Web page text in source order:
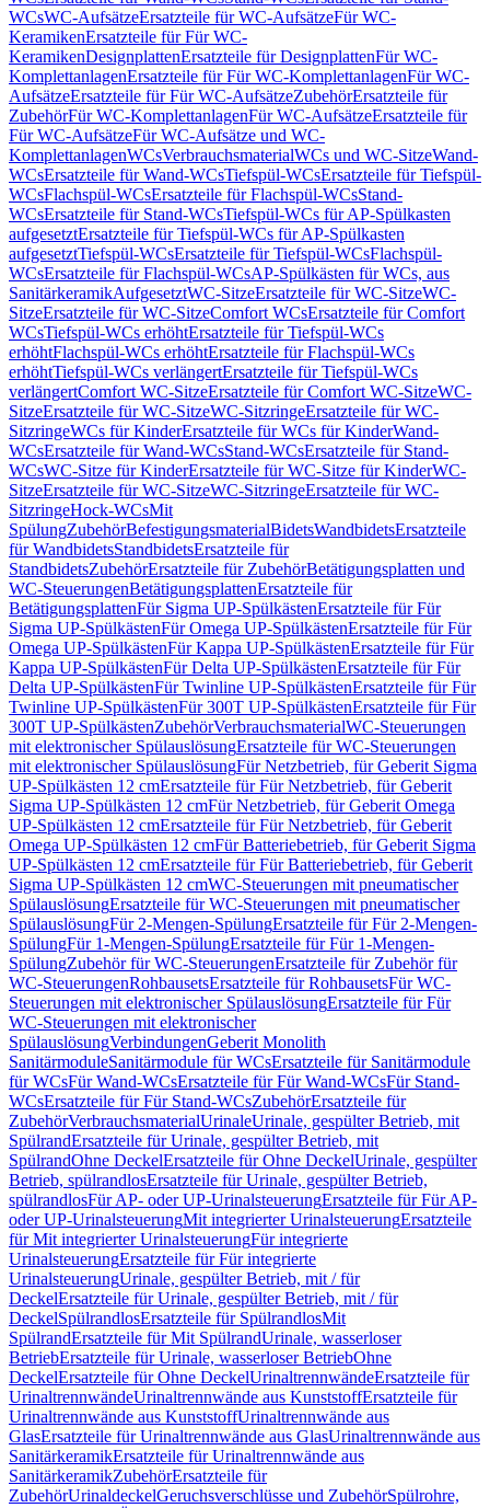
WCsWC-AufsätzeErsatzteile für WC-AufsätzeFür WC-
KeramikenErsatzteile für Für WC-
KeramikenDesignplattenErsatzteile für DesignplattenFür WC-
KomplettanlagenErsatzteile für Für WC-KomplettanlagenFür WC-
AufsätzeErsatzteile für Für WC-AufsätzeZubehörErsatzteile für
ZubehörFür WC-KomplettanlagenFür WC-AufsätzeErsatzteile für
Für WC-AufsätzeFür WC-Aufsätze und WC-
KomplettanlagenWCsVerbrauchsmaterialWCs und WC-SitzeWand-
WCsErsatzteile für Wand-WCsTiefspül-WCsErsatzteile für Tiefspül-
WCsFlachspül-WCsErsatzteile für Flachspül-WCsStand-
WCsErsatzteile für Stand-WCsTiefspül-WCs für AP-Spülkasten
aufgesetztErsatzteile für Tiefspül-WCs für AP-Spülkasten
aufgesetztTiefspül-WCsErsatzteile für Tiefspül-WCsFlachspül-
WCsErsatzteile für Flachspül-WCsAP-Spülkästen für WCs, aus
SanitärkeramikAufgesetztWC-SitzeErsatzteile für WC-SitzeWC-
SitzeErsatzteile für WC-SitzeComfort WCsErsatzteile für Comfort
WCsTiefspül-WCs erhöhtErsatzteile für Tiefspül-WCs
erhöhtFlachspül-WCs erhöhtErsatzteile für Flachspül-WCs
erhöhtTiefspül-WCs verlängertErsatzteile für Tiefspül-WCs
verlängertComfort WC-SitzeErsatzteile für Comfort WC-SitzeWC-
SitzeErsatzteile für WC-SitzeWC-SitzringeErsatzteile für WC-
SitzringeWCs für KinderErsatzteile für WCs für KinderWand-
WCsErsatzteile für Wand-WCsStand-WCsErsatzteile für Stand-
WCsWC-Sitze für KinderErsatzteile für WC-Sitze für KinderWC-
SitzeErsatzteile für WC-SitzeWC-SitzringeErsatzteile für WC-
SitzringeHock-WCsMit
SpülungZubehörBefestigungsmaterialBidetsWandbidetsErsatzteile
für WandbidetsStandbidetsErsatzteile für
StandbidetsZubehörErsatzteile für ZubehörBetätigungsplatten und
WC-SteuerungenBetätigungsplattenErsatzteile für
BetätigungsplattenFür Sigma UP-SpülkästenErsatzteile für Für
Sigma UP-SpülkästenFür Omega UP-SpülkästenErsatzteile für Für
Omega UP-SpülkästenFür Kappa UP-SpülkästenErsatzteile für Für
Kappa UP-SpülkästenFür Delta UP-SpülkästenErsatzteile für Für
Delta UP-SpülkästenFür Twinline UP-SpülkästenErsatzteile für Für
Twinline UP-SpülkästenFür 300T UP-SpülkästenErsatzteile für Für
300T UP-SpülkästenZubehörVerbrauchsmaterialWC-Steuerungen
mit elektronischer SpülauslösungErsatzteile für WC-Steuerungen
mit elektronischer SpülauslösungFür Netzbetrieb, für Geberit Sigma
UP-Spülkästen 12 cmErsatzteile für Für Netzbetrieb, für Geberit
Sigma UP-Spülkästen 12 cmFür Netzbetrieb, für Geberit Omega
UP-Spülkästen 12 cmErsatzteile für Für Netzbetrieb, für Geberit
Omega UP-Spülkästen 12 cmFür Batteriebetrieb, für Geberit Sigma
UP-Spülkästen 12 cmErsatzteile für Für Batteriebetrieb, für Geberit
Sigma UP-Spülkästen 12 cmWC-Steuerungen mit pneumatischer
SpülauslösungErsatzteile für WC-Steuerungen mit pneumatischer
SpülauslösungFür 2-Mengen-SpülungErsatzteile für Für 2-Mengen-
SpülungFür 1-Mengen-SpülungErsatzteile für Für 1-Mengen-
SpülungZubehör für WC-SteuerungenErsatzteile für Zubehör für
WC-SteuerungenRohbausetsErsatzteile für RohbausetsFür WC-
Steuerungen mit elektronischer SpülauslösungErsatzteile für Für
WC-Steuerungen mit elektronischer
SpülauslösungVerbindungenGeberit Monolith
SanitärmoduleSanitärmodule für WCsErsatzteile für Sanitärmodule
für WCsFür Wand-WCsErsatzteile für Für Wand-WCsFür Stand-
WCsErsatzteile für Für Stand-WCsZubehörErsatzteile für
ZubehörVerbrauchsmaterialUrinaleUrinale, gespülter Betrieb, mit
SpülrandErsatzteile für Urinale, gespülter Betrieb, mit
SpülrandOhne DeckelErsatzteile für Ohne DeckelUrinale, gespülter
Betrieb, spülrandlosErsatzteile für Urinale, gespülter Betrieb,
spülrandlosFür AP- oder UP-UrinalsteuerungErsatzteile für Für AP-
oder UP-UrinalsteuerungMit integrierter UrinalsteuerungErsatzteile
für Mit integrierter UrinalsteuerungFür integrierte
UrinalsteuerungErsatzteile für Für integrierte
UrinalsteuerungUrinale, gespülter Betrieb, mit / für
DeckelErsatzteile für Urinale, gespülter Betrieb, mit / für
DeckelSpülrandlosErsatzteile für SpülrandlosMit
SpülrandErsatzteile für Mit SpülrandUrinale, wasserloser
BetriebErsatzteile für Urinale, wasserloser BetriebOhne
DeckelErsatzteile für Ohne DeckelUrinaltrennwändeErsatzteile für
UrinaltrennwändeUrinaltrennwände aus KunststoffErsatzteile für
Urinaltrennwände aus KunststoffUrinaltrennwände aus
GlasErsatzteile für Urinaltrennwände aus GlasUrinaltrennwände aus
SanitärkeramikErsatzteile für Urinaltrennwände aus
SanitärkeramikZubehörErsatzteile für
ZubehörUrinaldeckelGeruchsverschlüsse und ZubehörSpülrohre,